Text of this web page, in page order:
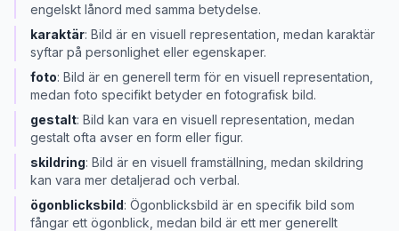
engelskt lånord med samma betydelse.
karaktär: Bild är en visuell representation, medan karaktär
syftar på personlighet eller egenskaper.
foto: Bild är en generell term för en visuell representation,
medan foto specifikt betyder en fotografisk bild.
gestalt: Bild kan vara en visuell representation, medan
gestalt ofta avser en form eller figur.
skildring: Bild är en visuell framställning, medan skildring
kan vara mer detaljerad och verbal.
ögonblicksbild: Ögonblicksbild är en specifik bild som
fångar ett ögonblick, medan bild är ett mer generellt